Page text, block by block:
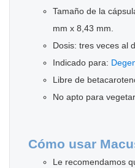
Tamaño de la
mm x 8,43 mm.
Dosis: tres veces al
Indicado para:
Libre de
No apto para
Cómo usar
Le recomendamos